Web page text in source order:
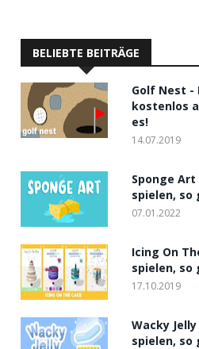
BELIEBTE BEITRÄGE
Golf Nest -
kostenlos
es!
14.07.2019
Sponge
spielen, so
07.01.2022
Icing On
spielen, so
17.10.2019
Wacky
spielen, so